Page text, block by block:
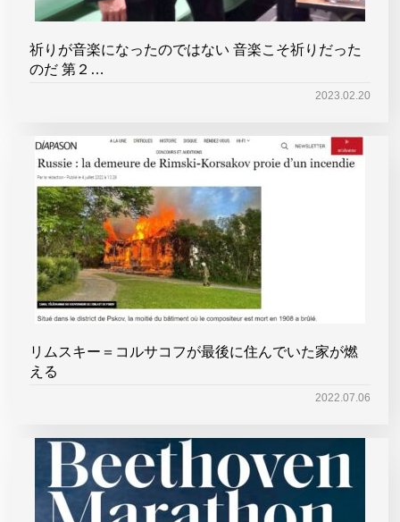
祈りが音楽になったのではない 音楽こそ祈りだった
のだ 第２…
2023.02.20
リムスキー＝コルサコフが最後に住んでいた家が燃
える
2022.07.06